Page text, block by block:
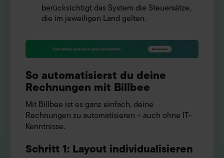
berücksichtigt das System die Steuersätze,
die im jeweiligen Land gelten.
So automatisierst du deine
Rechnungen mit Billbee
Mit Billbee ist es ganz einfach, deine
Rechnungen zu automatisieren – auch ohne IT-
Kenntnisse.
Schritt 1: Layout individualisieren